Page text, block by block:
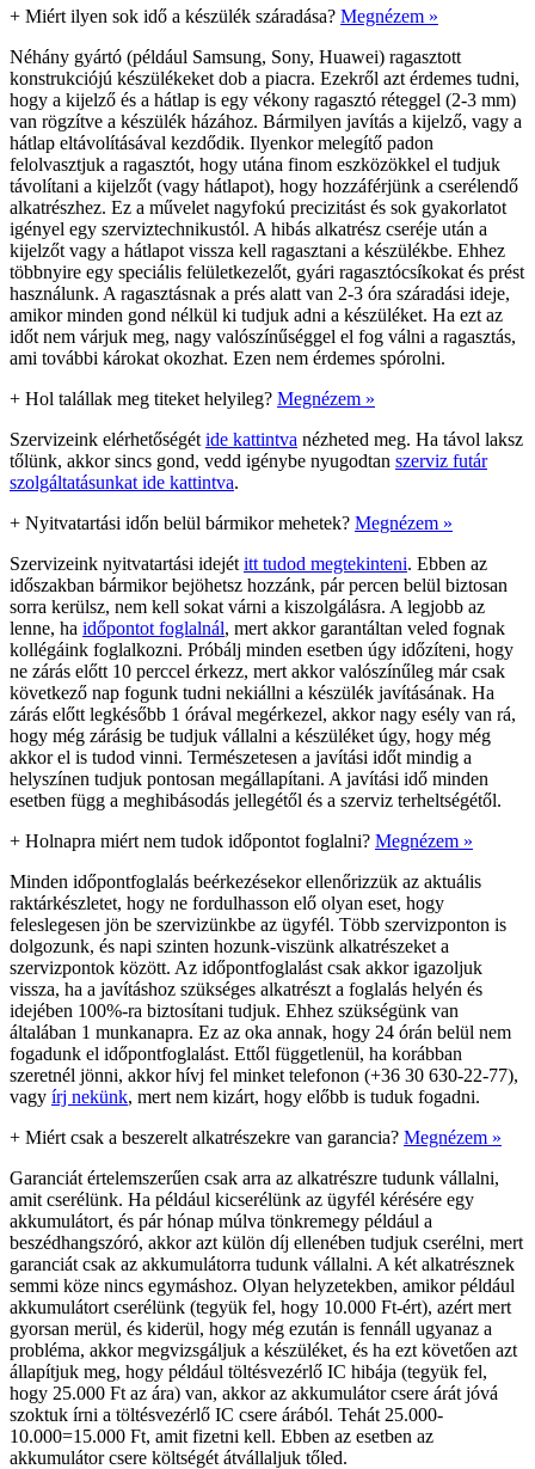
+ Miért ilyen sok idő a készülék száradása? Megnézem »
Néhány gyártó (például Samsung, Sony, Huawei) ragasztott
konstrukciójú készülékeket dob a piacra. Ezekről azt érdemes tudni,
hogy a kijelző és a hátlap is egy vékony ragasztó réteggel (2-3 mm)
van rögzítve a készülék házához. Bármilyen javítás a kijelző, vagy a
hátlap eltávolításával kezdődik. Ilyenkor melegítő padon
felolvasztjuk a ragasztót, hogy utána finom eszközökkel el tudjuk
távolítani a kijelzőt (vagy hátlapot), hogy hozzáférjünk a cserélendő
alkatrészhez. Ez a művelet nagyfokú precizitást és sok gyakorlatot
igényel egy szerviztechnikustól. A hibás alkatrész cseréje után a
kijelzőt vagy a hátlapot vissza kell ragasztani a készülékbe. Ehhez
többnyire egy speciális felületkezelőt, gyári ragasztócsíkokat és prést
használunk. A ragasztásnak a prés alatt van 2-3 óra száradási ideje,
amikor minden gond nélkül ki tudjuk adni a készüléket. Ha ezt az
időt nem várjuk meg, nagy valószínűséggel el fog válni a ragasztás,
ami további károkat okozhat. Ezen nem érdemes spórolni.
+ Hol talállak meg titeket helyileg? Megnézem »
Szervizeink elérhetőségét ide kattintva nézheted meg. Ha távol laksz
tőlünk, akkor sincs gond, vedd igénybe nyugodtan szerviz futár
szolgáltatásunkat ide kattintva.
+ Nyitvatartási időn belül bármikor mehetek? Megnézem »
Szervizeink nyitvatartási idejét itt tudod megtekinteni. Ebben az
időszakban bármikor bejöhetsz hozzánk, pár percen belül biztosan
sorra kerülsz, nem kell sokat várni a kiszolgálásra. A legjobb az
lenne, ha időpontot foglalnál, mert akkor garantáltan veled fognak
kollégáink foglalkozni. Próbálj minden esetben úgy időzíteni, hogy
ne zárás előtt 10 perccel érkezz, mert akkor valószínűleg már csak
következő nap fogunk tudni nekiállni a készülék javításának. Ha
zárás előtt legkésőbb 1 órával megérkezel, akkor nagy esély van rá,
hogy még zárásig be tudjuk vállalni a készüléket úgy, hogy még
akkor el is tudod vinni. Természetesen a javítási időt mindig a
helyszínen tudjuk pontosan megállapítani. A javítási idő minden
esetben függ a meghibásodás jellegétől és a szerviz terheltségétől.
+ Holnapra miért nem tudok időpontot foglalni? Megnézem »
Minden időpontfoglalás beérkezésekor ellenőrizzük az aktuális
raktárkészletet, hogy ne fordulhasson elő olyan eset, hogy
feleslegesen jön be szervizünkbe az ügyfél. Több szervizponton is
dolgozunk, és napi szinten hozunk-viszünk alkatrészeket a
szervizpontok között. Az időpontfoglalást csak akkor igazoljuk
vissza, ha a javításhoz szükséges alkatrészt a foglalás helyén és
idejében 100%-ra biztosítani tudjuk. Ehhez szükségünk van
általában 1 munkanapra. Ez az oka annak, hogy 24 órán belül nem
fogadunk el időpontfoglalást. Ettől függetlenül, ha korábban
szeretnél jönni, akkor hívj fel minket telefonon (+36 30 630-22-77),
vagy írj nekünk, mert nem kizárt, hogy előbb is tuduk fogadni.
+ Miért csak a beszerelt alkatrészekre van garancia? Megnézem »
Garanciát értelemszerűen csak arra az alkatrészre tudunk vállalni,
amit cserélünk. Ha például kicserélünk az ügyfél kérésére egy
akkumulátort, és pár hónap múlva tönkremegy például a
beszédhangszóró, akkor azt külön díj ellenében tudjuk cserélni, mert
garanciát csak az akkumulátorra tudunk vállalni. A két alkatrésznek
semmi köze nincs egymáshoz. Olyan helyzetekben, amikor például
akkumulátort cserélünk (tegyük fel, hogy 10.000 Ft-ért), azért mert
gyorsan merül, és kiderül, hogy még ezután is fennáll ugyanaz a
probléma, akkor megvizsgáljuk a készüléket, és ha ezt követően azt
állapítjuk meg, hogy például töltésvezérlő IC hibája (tegyük fel,
hogy 25.000 Ft az ára) van, akkor az akkumulátor csere árát jóvá
szoktuk írni a töltésvezérlő IC csere árából. Tehát 25.000-
10.000=15.000 Ft, amit fizetni kell. Ebben az esetben az
akkumulátor csere költségét átvállaljuk tőled.